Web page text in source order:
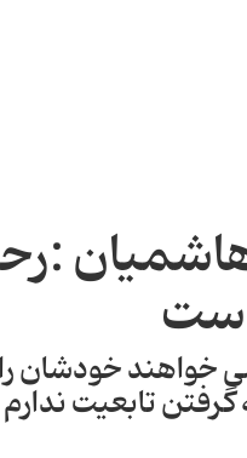
خواهند خودشان
تابعیت ندارم